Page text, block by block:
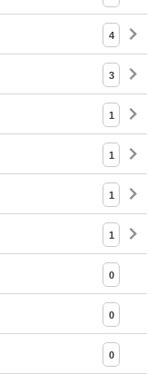
4
3
1
1
1
1
0
0
0